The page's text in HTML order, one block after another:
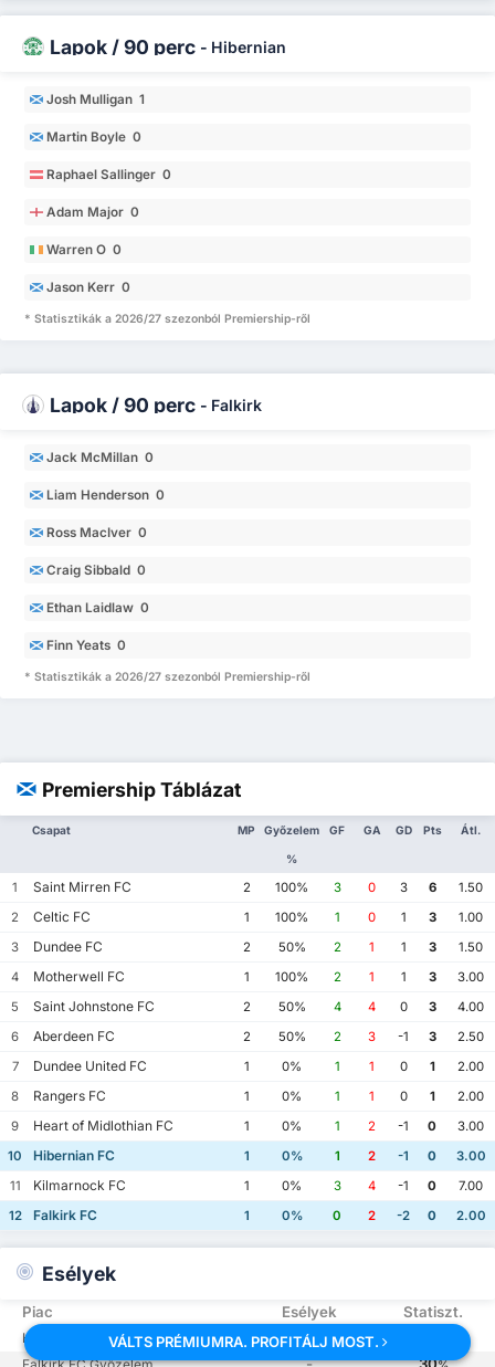
Lapok / 90 perc - Hibernian
Josh Mulligan 1
Martin Boyle 0
Raphael Sallinger 0
Adam Major 0
Warren O 0
Jason Kerr 0
* Statisztikák a 2026/27 szezonból Premiership-ről
Lapok / 90 perc - Falkirk
Jack McMillan 0
Liam Henderson 0
Ross MacIver 0
Craig Sibbald 0
Ethan Laidlaw 0
Finn Yeats 0
* Statisztikák a 2026/27 szezonból Premiership-ről
Premiership Táblázat
Csapat MP Győzelem
%
GF GA GD Pts Átl.
1 Saint Mirren FC 2 100% 3 0 3 6
1.50
2
Celtic FC 1 100% 1 0 1 3
1.00
3
Dundee FC 2 50% 2 1 1 3
1.50
4
Motherwell FC 1 100% 2 1 1 3
3.00
5
Saint Johnstone FC 2 50% 4 4 0 3
4.00
6
Aberdeen FC 2 50% 2 3 -1 3
2.50
7
Dundee United FC 1 0% 1 1 0 1
2.00
8
Rangers FC 1 0% 1 1 0 1
2.00
9
Heart of Midlothian FC 1 0% 1 2 -1 0
3.00
10
Hibernian FC 1 0% 1 2 -1 0
3.00
11
Kilmarnock FC 1 0% 3 4 -1 0
7.00
12
Falkirk FC 1 0% 0 2 -2 0 2.00
Esélyek
Piac Esélyek Statiszt.
Hibernian FC Győzelem -
VÁLTS PRÉMIUMRA. PROFITÁLJ MOST.